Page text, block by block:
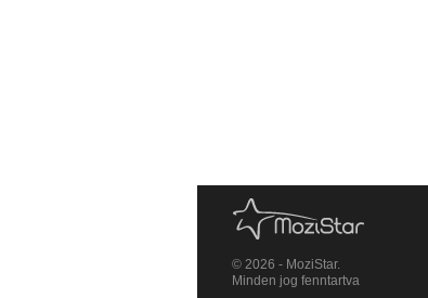
© 2026 - MoziStar.
Minden jog fenntartva